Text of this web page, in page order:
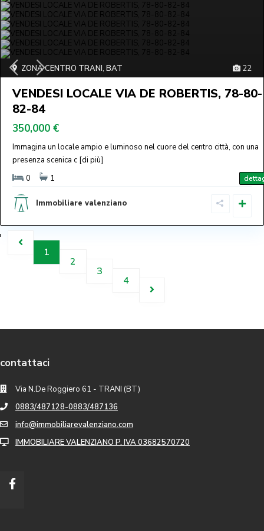
22
ZONA CENTRO TRANI, BAT
VENDESI LOCALE VIA DE ROBERTIS, 78-80-
82-84
350,000 €
Immagina un locale ampio e luminoso nel cuore del centro città, con una
presenza scenica c [di più]
0
1
Immobiliare valenziano
1
2
3
4
contattaci
Via N.De Roggiero 61 - TRANI (BT)
0883/487128-0883/487136
info@immobiliarevalenziano.com
IMMOBILIARE VALENZIANO P. IVA 03682570720